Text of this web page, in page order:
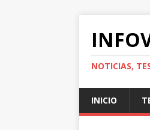
NOTICIAS,
INICIO